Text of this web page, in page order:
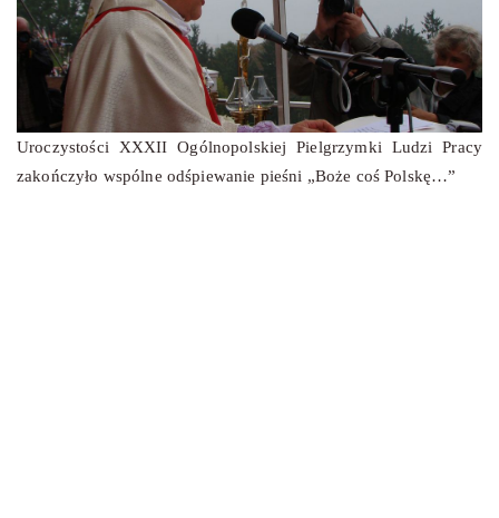
Uroczystości XXXII Ogólnopolskiej Pielgrzymki Ludzi Pracy
zakończyło wspólne odśpiewanie pieśni „Boże coś Polskę…”